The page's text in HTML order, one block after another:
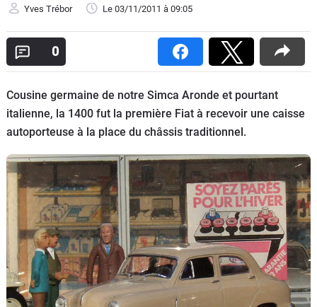
Guide
Electriques
Utilitaires
Flottes
Services
Forum
Moto
Marques
Yves Trébor
Le 03/11/2011 à 09:05
0
Cousine germaine de notre Simca Aronde et pourtant
italienne, la 1400 fut la première Fiat à recevoir une caisse
autoporteuse à la place du châssis traditionnel.